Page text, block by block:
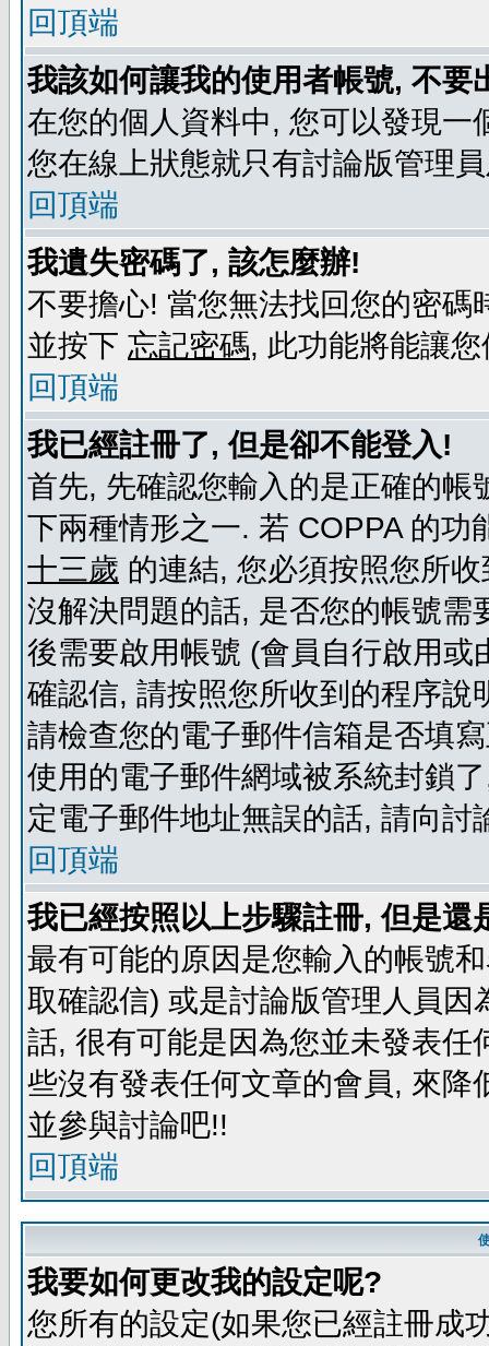
回頂端
我該如何讓我的使用者帳號, 不
在您的個人資料中, 您可以發現一
您在線上狀態就只有討論版管理
回頂端
我遺失密碼了, 該怎麼辦!
不要擔心! 當您無法找回您的密
並按下 忘記密碼, 此功能將能讓
回頂端
我已經註冊了, 但是卻不能登入!
首先, 先確認您輸入的是正確的
下兩種情形之一. 若 COPPA 的
十三歲 的連結, 您必須按照您所
沒解決問題的話, 是否您的帳號
後需要啟用帳號 (會員自行啟用
確認信, 請按照您所收到的程序
請檢查您的電子郵件信箱是否填
使用的電子郵件網域被系統封鎖
定電子郵件地址無誤的話, 請向
回頂端
我已經按照以上步驟註冊, 但是還
最有可能的原因是您輸入的帳號
取確認信) 或是討論版管理人員
話, 很有可能是因為您並未發表
些沒有發表任何文章的會員, 來
並參與討論吧!!
回頂端
我要如何更改我的設定呢?
您所有的設定(如果您已經註冊成